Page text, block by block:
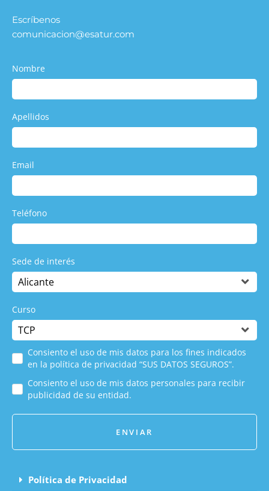
Escríbenos
comunicacion@esatur.com
Nombre
Apellidos
Email
Teléfono
Sede de interés
Curso
Consiento el uso de mis datos para los fines indicados
en la política de privacidad “SUS DATOS SEGUROS”.
Consiento el uso de mis datos personales para recibir
publicidad de su entidad.
ENVIAR
Política de Privacidad